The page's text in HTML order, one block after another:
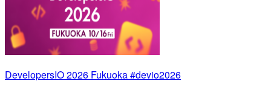
DevelopersIO 2026 Fukuoka #devio2026